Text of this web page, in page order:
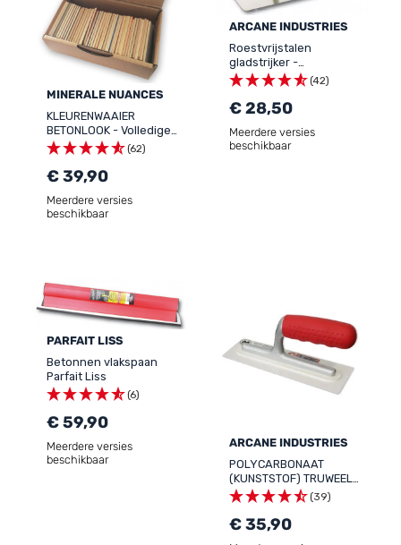
MINERALE NUANCES
KLEURENWAAIER
BETONLOOK - Volledige
kleurenwaaier betonlook
40 tinten aangebracht op
platen
(62)
€ 39,90
Meerdere versies
beschikbaar
ARCANE INDUSTRIES
Roestvrijstalen
gladstrijker -
Betonpleistertruweel
(42)
€ 28,50
Meerdere versies
beschikbaar
PARFAIT LISS
Betonnen vlakspaan
Parfait Liss
(6)
€ 59,90
Meerdere versies
beschikbaar
ARCANE INDUSTRIES
POLYCARBONAAT
(KUNSTSTOF) TRUWEEL
GLADSTRIJKER -
Polycarbonaat
decoratietruweel voor
glad strijken beton ciré
(39)
€ 35,90